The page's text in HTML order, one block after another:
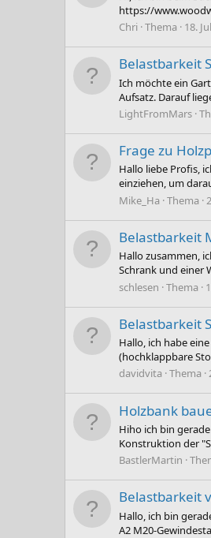
https://
Chri Thema 18.
Belastbarkeit
Ich möchte ein
Aufsatz. Darauf
LightFromMars
Frage zu
Hallo liebe Profis,
einziehen, um
Mike_Ha Thema
Belastbarkeit
Hallo zusammen,
Schrank und einer
schlesen Thema
Belastbarkeit
Hallo, ich habe
(hochklappbare
davidvita Thema
Holzbank
Hiho ich bin
Konstruktion der
BastlerMartin
Belastbarkeit
Hallo, ich bin
A2 M20-